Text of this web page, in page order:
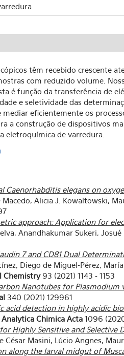
têm recebido crescente
com reduzido volume.
é função da transferência de
e seletividade das
eficientemente os
construção de dispositivos
eletroquímica de varredura.
elegans on
Macedo, Alicia J. Kowaltowski,
approach: Application for
Anandhakumar Sukeri,
7 and CD81 Dual
Diego de Miguel-Pérez,
Chemistry93 (2021) 1143 - 1153
Nanotubes for Plasmodium
340 (2021) 129961
acid detection in highly acidic
Analytica Chimica Acta 1096
Highly Sensitive and Selective
César Masini, Lúcio Angnes,
along the larval midgut of